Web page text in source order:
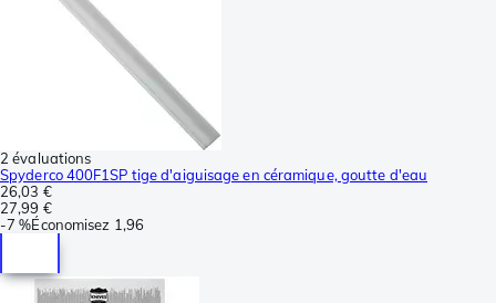
2 évaluations
Spyderco 400F1SP tige d'aiguisage en céramique, goutte d'eau
26,03 €
27,99 €
-7 %Économisez 1,96